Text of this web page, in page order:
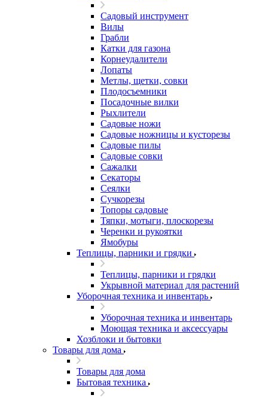
Садовый инструмент
Вилы
Грабли
Катки для газона
Корнеудалители
Лопаты
Метлы, щетки, совки
Плодосъемники
Посадочные вилки
Рыхлители
Садовые ножи
Садовые ножницы и кусторезы
Садовые пилы
Садовые совки
Сажалки
Секаторы
Сеялки
Сучкорезы
Топоры садовые
Тяпки, мотыги, плоскорезы
Черенки и рукоятки
Ямобуры
Теплицы, парники и грядки
Теплицы, парники и грядки
Укрывной материал для растений
Уборочная техника и инвентарь
Уборочная техника и инвентарь
Моющая техника и аксессуары
Хозблоки и бытовки
Товары для дома
Товары для дома
Бытовая техника